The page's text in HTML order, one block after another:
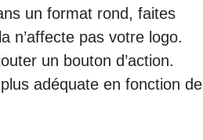
un format rond, faites
n’affecte pas votre logo.
un bouton d’action.
adéquate en fonction de